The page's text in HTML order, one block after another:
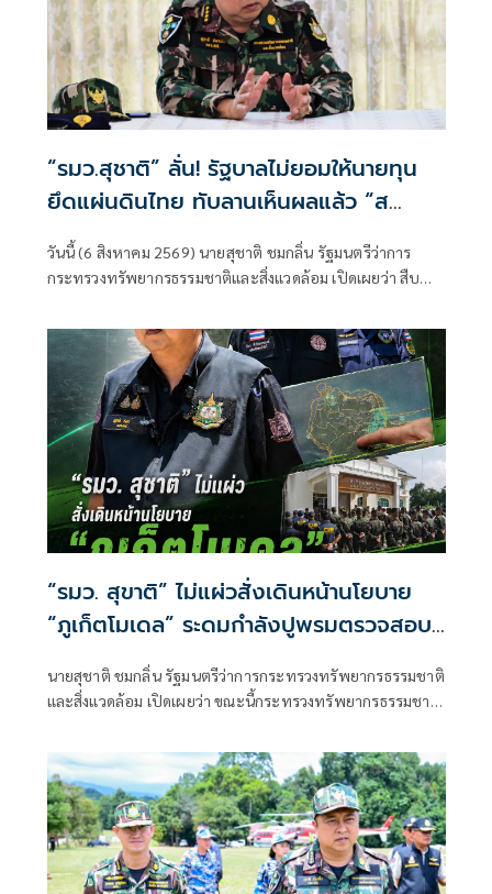
“รมว.สุชาติ” ลั่น! รัฐบาลไม่ยอมให้นายทุน
ยึดแผ่นดินไทย ทับลานเห็นผลแล้ว “ส
ตาร์เวลล์ การ์เด้นโฮม” รื้อเองคืบ 40%
เตือนผู้ฝ่าฝืนเจอมาตรการทางกฎหมาย
วันนี้ (6 สิงหาคม 2569) นายสุชาติ ชมกลิ่น รัฐมนตรีว่าการ
กระทรวงทรัพยากรธรรมชาติและสิ่งแวดล้อม เปิดเผยว่า สืบ
นครราชสีมา
“รมว. สุขาติ” ไม่แผ่วสั่งเดินหน้านโยบาย
“ภูเก็ตโมเดล” ระดมกำลังปูพรมตรวจสอบ
พื้นที่ทั้งเกาะภูเก็ต อีก 40 จุด พร้อมเร่ง
ผลักดันประกาศป่านันทนาการหาดนุ้ย ภูเก็ต
นายสุชาติ ชมกลิ่น รัฐมนตรีว่าการกระทรวงทรัพยากรธรรมชาติ
และสิ่งแวดล้อม เปิดเผยว่า ขณะนี้กระทรวงทรัพยากรธรรมชาติ